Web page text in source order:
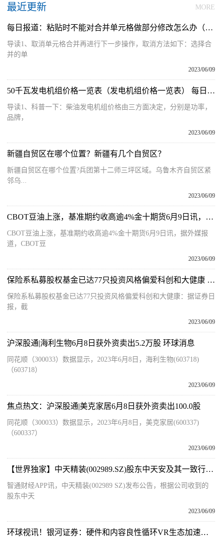
最近更新 MORE
每日报道：粘贴时不能对合并单元格做部分修改怎么办（粘贴时不能对合并单元格做部分修改）
导读1、取消单元格合并再进行下一步操作，取消方法如下：选择合
并的单
2023/06/09
50千瓦发电机组价格一览表（发电机组价格一览表） 每日热点
导读1、科普一下：柴油发电机组价格由三方面决定，分别是功率，
品牌，
2023/06/09
新疆自贸区在哪个位置？新疆有几个自贸区？
新疆自贸区在哪个位置?兵团第十二师三坪区域。乌鲁木齐自贸区紧
邻乌...
2023/06/09
CBOT豆油上涨，基准期约收高逾4%金十期货6月9日讯，据外媒报道，CBOT豆油期货收盘大幅上涨，其中基准期约收高4.02%，这可能与政府计划取消电动汽车行业纳
CBOT豆油上涨，基准期约收高逾4%金十期货6月9日讯，据外媒报
道，CBOT豆
2023/06/09
保险系私募股权基金已达77只投资风格偏爱科创和大健康 全球时快讯
保险系私募股权基金已达77只投资风格偏爱科创和大健康：据证券日
报，截
2023/06/09
沪深股通|海利生物6月8日获外资卖出5.2万股 环球消息
同花顺（300033）数据显示，2023年6月8日，海利生物(603718)
（603718）
2023/06/09
焦点热文：沪深股通|美克家居6月8日获外资卖出100.0股
同花顺（300033）数据显示，2023年6月8日，美克家居(600337)
（600337）
2023/06/09
【世界独家】中天精装(002989.SZ)股东中天安及其一致行动人累计减持3.35%股份 减持数量过半
智通财经APP讯，中天精装(002989 SZ)发布公告，根据公司收到的
股东中天
2023/06/09
环球视讯！银河证券：硬件和内容良性循环VR生态加速构建